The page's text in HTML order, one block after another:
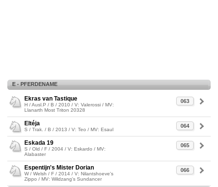
E - PFERDENAME
063
Ekras van Tastique
H / Ausl.P / B / 2010 / V: Valerossi / MV:
Llanarth Most Triton 20328
064
Eltéja
S / Trak. / B / 2013 / V: Teo / MV: Esaul
065
Eskada 19
S / Old / F / 2004 / V: Eskardo / MV:
Alabaster
066
Espentijn's Mister Dorian
W / Welsh / F / 2014 / V: Nilantshoeve's
Zippo / MV: Wildzang's Sundancer